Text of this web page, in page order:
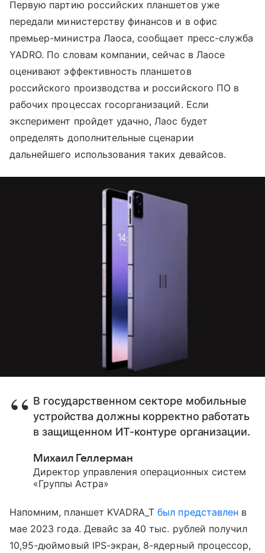
Первую партию российских планшетов уже
передали министерству финансов и в офис
премьер-министра Лаоса, сообщает пресс-служба
YADRO. По словам компании, сейчас в Лаосе
оценивают эффективность планшетов
российского производства и российского ПО в
рабочих процессах госорганизаций. Если
эксперимент пройдет удачно, Лаос будет
определять дополнительные сценарии
дальнейшего использования таких девайсов.
В государственном секторе мобильные
устройства должны корректно работать
в защищенном ИТ-контуре организации.
Михаил Геллерман
Директор управления операционных систем
«Группы Астра»
Напомним, планшет KVADRA_Tбыл представлен в
мае 2023 года. Девайс за 40 тыс. рублей получил
10,95-дюймовый IPS-экран, 8-ядерный процессор,